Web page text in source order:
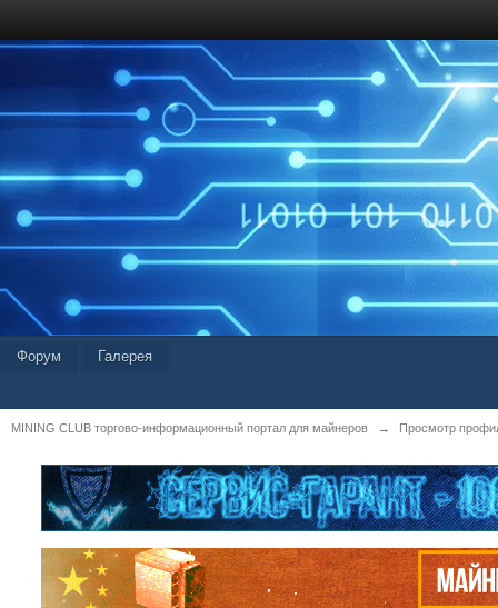
Форум Галерея
MINING CLUB торгово-информационный портал для майнеров → Просмотр